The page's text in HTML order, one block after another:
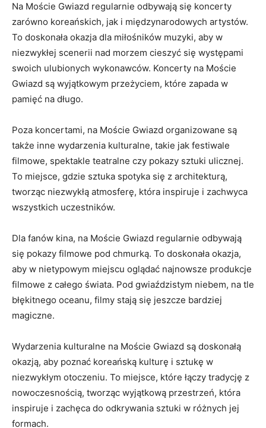
Na Moście Gwiazd regularnie odbywają się koncerty ​
zarówno‌ koreańskich, jak i międzynarodowych artystów.
To doskonała okazja dla miłośników muzyki, aby w
niezwykłej​ scenerii nad morzem cieszyć się występami
swoich ulubionych wykonawców. Koncerty na Moście
Gwiazd są ⁤wyjątkowym przeżyciem,‍ które zapada w
pamięć na ⁤długo.
Poza koncertami, na ​Moście Gwiazd organizowane są
także inne wydarzenia kulturalne, takie jak ‍festiwale
filmowe, spektakle teatralne czy pokazy sztuki ulicznej.
To miejsce, gdzie sztuka spotyka się z architekturą,
⁢tworząc niezwykłą atmosferę, ⁤która inspiruje i zachwyca
⁤wszystkich uczestników.
Dla fanów kina,‌ na⁢ Moście Gwiazd regularnie odbywają
się pokazy filmowe pod chmurką. To doskonała⁢ okazja,
aby w nietypowym miejscu oglądać najnowsze ‌produkcje
filmowe z całego⁤ świata. Pod gwiaździstym niebem, na tle
błękitnego oceanu, filmy stają‌ się jeszcze bardziej
magiczne.
Wydarzenia kulturalne na Moście​ Gwiazd są doskonałą
okazją, aby ⁤poznać koreańską kulturę i sztukę w⁢
niezwykłym otoczeniu. To miejsce,⁤ które łączy tradycję z
nowoczesnością, tworząc wyjątkową przestrzeń, ⁢która
inspiruje i zachęca do⁣ odkrywania sztuki w ‌różnych jej
formach.